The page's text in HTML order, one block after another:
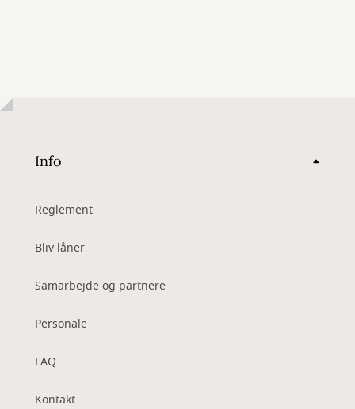
Info
Reglement
Bliv låner
Samarbejde og partnere
Personale
FAQ
Kontakt